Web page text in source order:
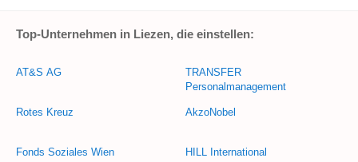
Top-Unternehmen in Liezen, die einstellen:
AT&S AG
Rotes Kreuz
Fonds Soziales Wien
TRANSFER
Personalmanagement
AkzoNobel
HILL International